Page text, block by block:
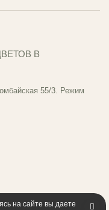
В
55/3. Режим
на сайте вы даете